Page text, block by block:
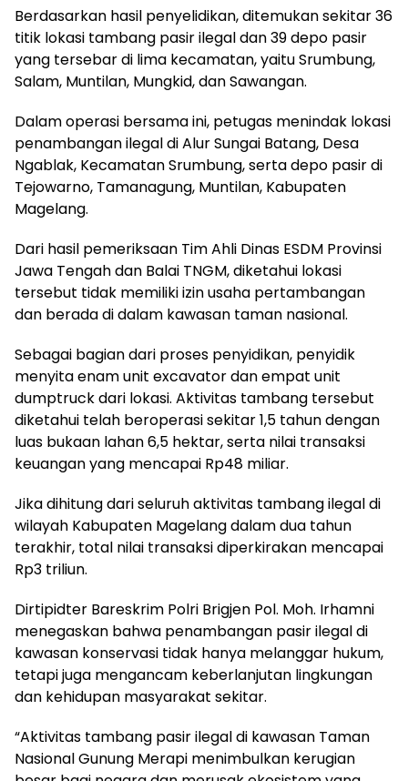
Berdasarkan hasil penyelidikan, ditemukan sekitar 36
titik lokasi tambang pasir ilegal dan 39 depo pasir
yang tersebar di lima kecamatan, yaitu Srumbung,
Salam, Muntilan, Mungkid, dan Sawangan.
Dalam operasi bersama ini, petugas menindak lokasi
penambangan ilegal di Alur Sungai Batang, Desa
Ngablak, Kecamatan Srumbung, serta depo pasir di
Tejowarno, Tamanagung, Muntilan, Kabupaten
Magelang.
Dari hasil pemeriksaan Tim Ahli Dinas ESDM Provinsi
Jawa Tengah dan Balai TNGM, diketahui lokasi
tersebut tidak memiliki izin usaha pertambangan
dan berada di dalam kawasan taman nasional.
Sebagai bagian dari proses penyidikan, penyidik
menyita enam unit excavator dan empat unit
dumptruck dari lokasi. Aktivitas tambang tersebut
diketahui telah beroperasi sekitar 1,5 tahun dengan
luas bukaan lahan 6,5 hektar, serta nilai transaksi
keuangan yang mencapai Rp48 miliar.
Jika dihitung dari seluruh aktivitas tambang ilegal di
wilayah Kabupaten Magelang dalam dua tahun
terakhir, total nilai transaksi diperkirakan mencapai
Rp3 triliun.
Dirtipidter Bareskrim Polri Brigjen Pol. Moh. Irhamni
menegaskan bahwa penambangan pasir ilegal di
kawasan konservasi tidak hanya melanggar hukum,
tetapi juga mengancam keberlanjutan lingkungan
dan kehidupan masyarakat sekitar.
“Aktivitas tambang pasir ilegal di kawasan Taman
Nasional Gunung Merapi menimbulkan kerugian